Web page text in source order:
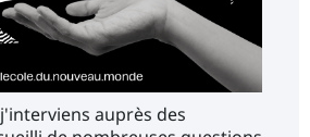
auprès des